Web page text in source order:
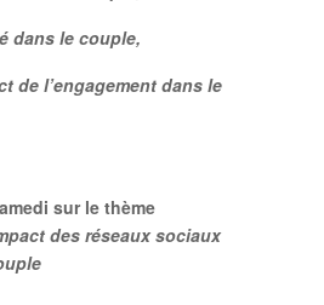
dans le couple,
de l’engagement dans le
sur le thème
des réseaux sociaux